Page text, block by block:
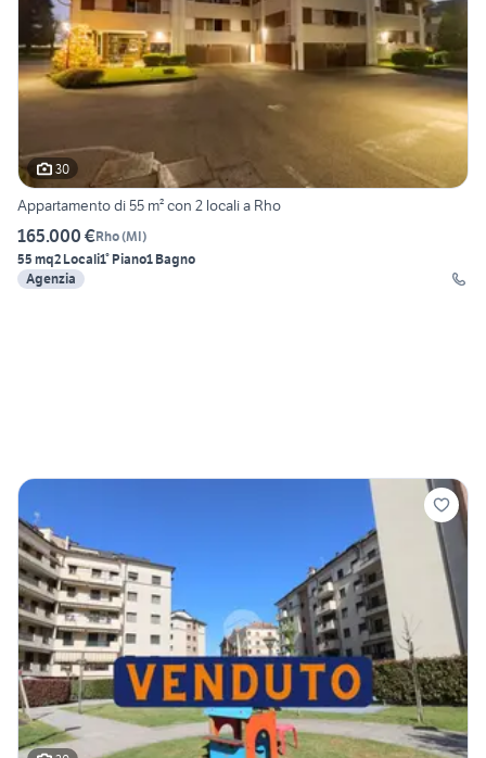
30
Appartamento di 55 m² con 2 locali a Rho
165.000 €Rho(MI)
55 mq2 Locali1° Piano1 Bagno
Agenzia